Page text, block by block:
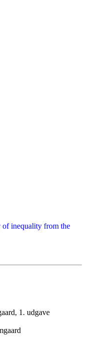
of inequality from the
1. udgave